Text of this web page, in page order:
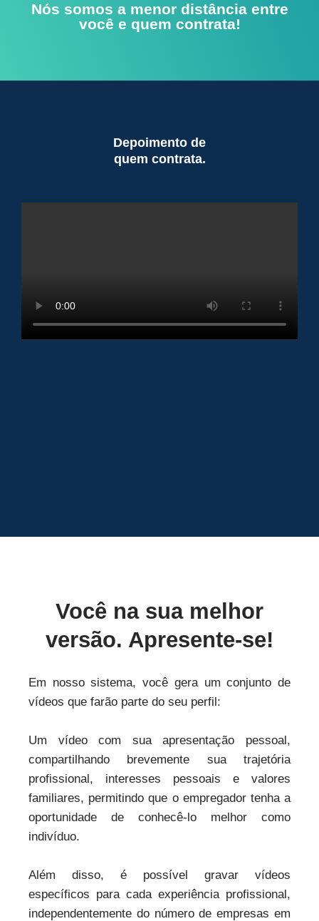
Nós somos a menor distância entre
você e quem contrata!
Depoimento de
quem contrata.
Você na sua melhor
versão. Apresente-se!
Em nosso sistema, você gera um conjunto de
vídeos que farão parte do seu perfil:
Um vídeo com sua apresentação pessoal,
compartilhando brevemente sua trajetória
profissional, interesses pessoais e valores
familiares, permitindo que o empregador tenha a
oportunidade de conhecê-lo melhor como
indivíduo.
Além disso, é possível gravar vídeos
específicos para cada experiência profissional,
independentemente do número de empresas em